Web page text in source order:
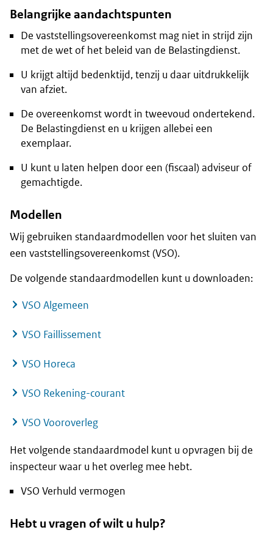
Belangrijke aandachtspunten
De vaststellingsovereenkomst mag niet in strijd zijn
met de wet of het beleid van de Belastingdienst.
U krijgt altijd bedenktijd, tenzij u daar uitdrukkelijk
van afziet.
De overeenkomst wordt in tweevoud ondertekend.
De Belastingdienst en u krijgen allebei een
exemplaar.
U kunt u laten helpen door een (fiscaal) adviseur of
gemachtigde.
Modellen
Wij gebruiken standaardmodellen voor het sluiten van
een vaststellingsovereenkomst (VSO).
De volgende standaardmodellen kunt u downloaden:
VSO Algemeen
VSO Faillissement
VSO Horeca
VSO Rekening-courant
VSO Vooroverleg
Het volgende standaardmodel kunt u opvragen bij de
inspecteur waar u het overleg mee hebt.
VSO Verhuld vermogen
Hebt u vragen of wilt u hulp?